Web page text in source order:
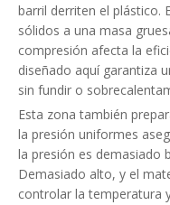
barril derriten el plástico.
sólidos a una masa
compresión afecta la
diseñado aquí garantiza
sin fundir o
Esta zona también
la presión uniformes
la presión es demasiado
Demasiado alto, y el
controlar la temperatura